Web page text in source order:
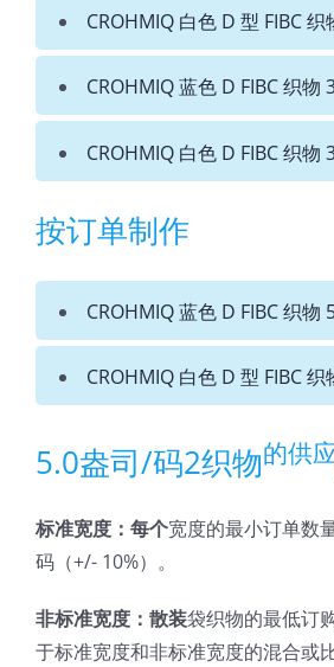
CROHMIQ 白色 D 型 FIBC
CROHMIQ 蓝色 D FIBC 织物
CROHMIQ 白色 D FIBC 织物
按订单制作
CROHMIQ 蓝色 D FIBC 织物
CROHMIQ 白色 D 型 FIBC
5.0盎司/码2织物的供
标准宽度：每个宽度的最小订单数
码（+/- 10%）。
非标准宽度：散装袋织物的最低订
于标准宽度和非标准宽度的混合或